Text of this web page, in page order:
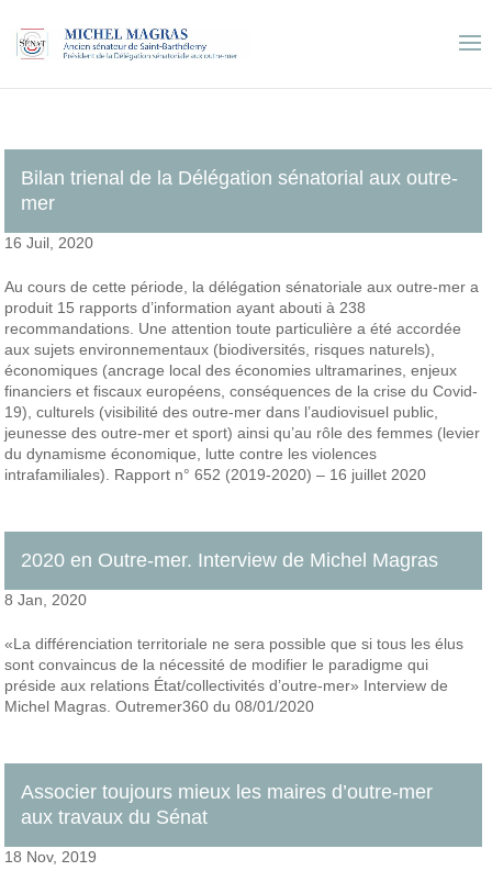
Bilan trienal de la Délégation sénatorial aux outre-
mer
16 Juil, 2020
Au cours de cette période, la délégation sénatoriale aux outre-mer a
produit 15 rapports d’information ayant abouti à 238
recommandations. Une attention toute particulière a été accordée
aux sujets environnementaux (biodiversités, risques naturels),
économiques (ancrage local des économies ultramarines, enjeux
financiers et fiscaux européens, conséquences de la crise du Covid-
19), culturels (visibilité des outre-mer dans l’audiovisuel public,
jeunesse des outre-mer et sport) ainsi qu’au rôle des femmes (levier
du dynamisme économique, lutte contre les violences
intrafamiliales). Rapport n° 652 (2019-2020) – 16 juillet 2020
2020 en Outre-mer. Interview de Michel Magras
8 Jan, 2020
«La différenciation territoriale ne sera possible que si tous les élus
sont convaincus de la nécessité de modifier le paradigme qui
préside aux relations État/collectivités d’outre-mer» Interview de
Michel Magras. Outremer360 du 08/01/2020
Associer toujours mieux les maires d’outre-mer
aux travaux du Sénat
18 Nov, 2019